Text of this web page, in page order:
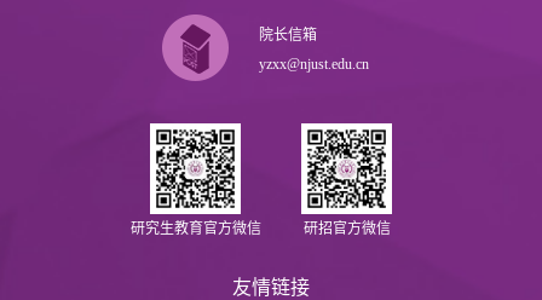
院长信箱
yzxx@njust.edu.cn
研究生教育官方微信 研招官方微信
友情链接